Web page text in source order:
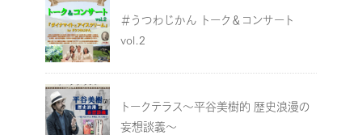
＃うつわじかん トーク＆コンサート
vol.2
トークテラス～平谷美樹的 歴史浪漫の
妄想談義～